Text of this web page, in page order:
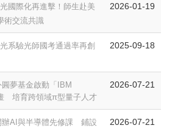
國際化再進擊！師生赴美
術交流共識
2026-01-19
系驗光師國考通過率再創
2025-09-18
夢基金啟動「IBM
培育跨領域π型量子人才
2026-07-21
辦AI與半導體先修課 鋪設
2026-07-21